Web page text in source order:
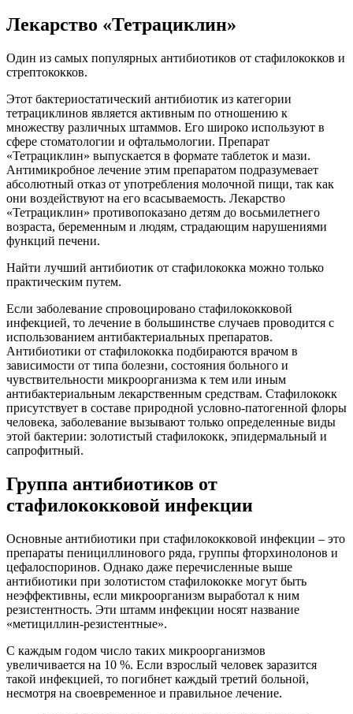
Лекарство «Тетрациклин»
Один из самых популярных антибиотиков от стафилококков и
стрептококков.
Этот бактериостатический антибиотик из категории
тетрациклинов является активным по отношению к
множеству различных штаммов. Его широко используют в
сфере стоматологии и офтальмологии. Препарат
«Тетрациклин» выпускается в формате таблеток и мази.
Антимикробное лечение этим препаратом подразумевает
абсолютный отказ от употребления молочной пищи, так как
они воздействуют на его всасываемость. Лекарство
«Тетрациклин» противопоказано детям до восьмилетнего
возраста, беременным и людям, страдающим нарушениями
функций печени.
Найти лучший антибиотик от стафилококка можно только
практическим путем.
Если заболевание спровоцировано стафилококковой
инфекцией, то лечение в большинстве случаев проводится с
использованием антибактериальных препаратов.
Антибиотики от стафилококка подбираются врачом в
зависимости от типа болезни, состояния больного и
чувствительности микроорганизма к тем или иным
антибактериальным лекарственным средствам. Стафилококк
присутствует в составе природной условно-патогенной флоры
человека, заболевание вызывают только определенные виды
этой бактерии: золотистый стафилококк, эпидермальный и
сапрофитный.
Группа антибиотиков от
стафилококковой инфекции
Основные антибиотики при стафилококковой инфекции – это
препараты пенициллинового ряда, группы фторхинолонов и
цефалоспоринов. Однако даже перечисленные выше
антибиотики при золотистом стафилококке могут быть
неэффективны, если микроорганизм выработал к ним
резистентность. Эти штамм инфекции носят название
«метициллин-резистентные».
С каждым годом число таких микроорганизмов
увеличивается на 10 %. Если взрослый человек заразится
такой инфекцией, то погибнет каждый третий больной,
несмотря на своевременное и правильное лечение.